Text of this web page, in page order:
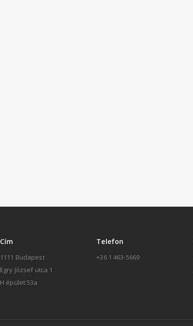
Cím
1111 Budapest
Egry József utca 1
H épület 53a
Telefon
+36 1 463-5669